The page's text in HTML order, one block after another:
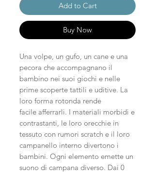
Add to Cart
Buy Now
Una volpe, un gufo, un cane e una
pecora che accompagnano il
bambino nei suoi giochi e nelle
prime scoperte tattili e uditive. La
loro forma rotonda rende
facile afferrarli. I materiali morbidi e
contrastanti, le loro orecchie in
tessuto con rumori scratch e il loro
campanello interno divertono i
bambini. Ogni elemento emette un
suono di campana diverso. Dai 0